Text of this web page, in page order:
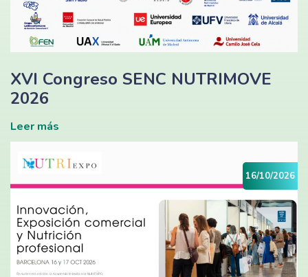
XVI Congreso SENC NUTRIMOVE
2026
Leer más
16/10/2026